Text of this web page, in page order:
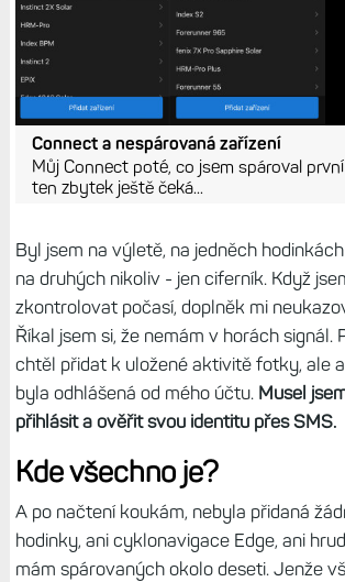
Connect a nespárovaná zařízení
Můj Connect poté, co jsem spároval
ten zbytek ještě čeká...
Byl jsem na výletě, na jedněch
na druhých nikoliv - jen ciferník. Když
zkontrolovat počasí, doplněk mi
Říkal jsem si, že nemám v horách signál.
chtěl přidat k uložené aktivitě fotky, ale
byla odhlášená od mého účtu. Musel
přihlásit a ověřit svou identitu přes SMS.
Kde všechno je?
A po načtení koukám, nebyla přidaná
hodinky, ani cyklonavigace Edge, ani
mám spárovaných okolo deseti. Jenže